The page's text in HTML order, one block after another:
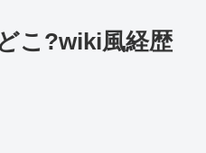
こ?wiki風経歴